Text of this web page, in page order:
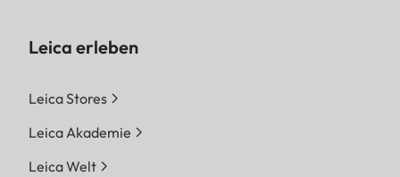
Leica erleben
Leica Stores
Leica Akademie
Leica Welt